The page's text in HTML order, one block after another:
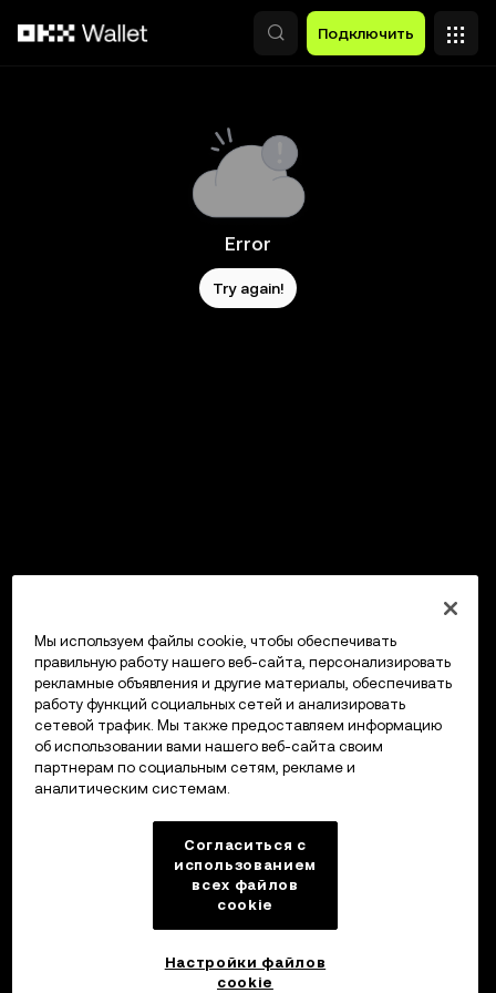
Подключить
Error
Try again!
Мы используем файлы cookie, чтобы обеспечивать
правильную работу нашего веб-сайта, персонализировать
рекламные объявления и другие материалы, обеспечивать
работу функций социальных сетей и анализировать
сетевой трафик. Мы также предоставляем информацию
об использовании вами нашего веб-сайта своим
партнерам по социальным сетям, рекламе и
аналитическим системам.
Согласиться с
использованием
всех файлов
cookie
Настройки файлов
cookie